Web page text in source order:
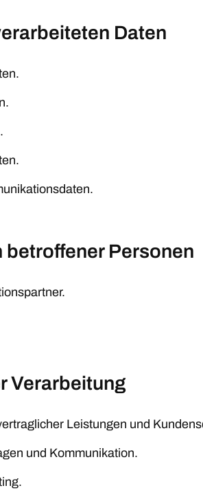
Daten
betroffener Personen
Verarbeitung
Leistungen und
und Kommunikation.